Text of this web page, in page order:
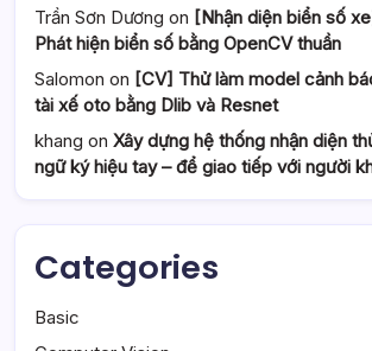
Trần Sơn Dương on [Nhận diện biển số
Phát hiện biển số bằng OpenCV thuần
Salomon on [CV] Thử làm model cảnh
tài xế oto bằng Dlib và Resnet
khang on Xây dựng hệ thống nhận diện
ngữ ký hiệu tay – để giao tiếp với người
Categories
Basic